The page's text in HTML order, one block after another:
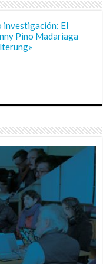
investigación: El
Pino Madariaga